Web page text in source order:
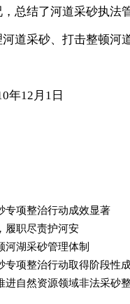
总结了河道采砂执
道采砂、打击整顿河
年12月1日
专项整治行动成效显著
履职尽责护河安
河湖采砂管理体制
专项整治行动取得阶段性
进自然资源领域非法采砂